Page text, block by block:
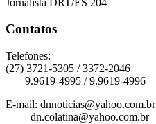
Contatos
Telefones:
(27) 3721-5305 / 3372-2046
9.9619-4995 / 9.9619-4996
E-mail: dnnoticias@yahoo.com.br
dn.colatina@yahoo.com.br